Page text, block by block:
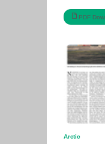
PDF
Arctic